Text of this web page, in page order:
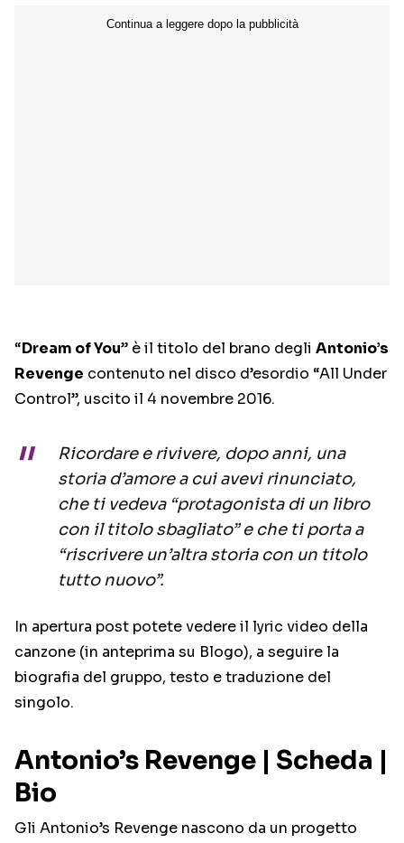
“Dream of You” è il titolo del brano degli Antonio’s
Revenge contenuto nel disco d’esordio “All Under
Control”, uscito il 4 novembre 2016.
Ricordare e rivivere, dopo anni, una
storia d’amore a cui avevi rinunciato,
che ti vedeva “protagonista di un libro
con il titolo sbagliato” e che ti porta a
“riscrivere un’altra storia con un titolo
tutto nuovo”.
In apertura post potete vedere il lyric video della
canzone (in anteprima su Blogo), a seguire la
biografia del gruppo, testo e traduzione del
singolo.
Antonio’s Revenge | Scheda |
Bio
Gli Antonio’s Revenge nascono da un progetto